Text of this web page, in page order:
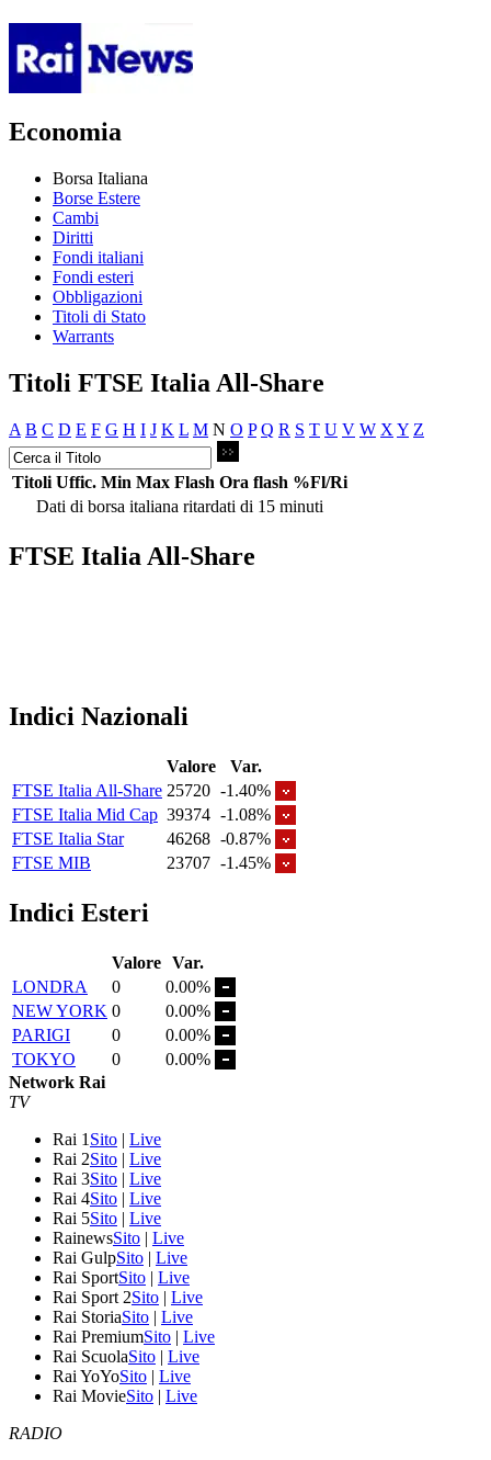
Economia
Borsa Italiana
Borse Estere
Cambi
Diritti
Fondi italiani
Fondi esteri
Obbligazioni
Titoli di Stato
Warrants
Titoli FTSE Italia All-Share
A B C D E F G H I J K L M N O P Q R S T U V W X Y Z
Titoli Uffic. Min Max Flash Ora flash %Fl/Ri
Dati di borsa italiana ritardati di 15 minuti
FTSE Italia All-Share
Indici Nazionali
Valore
Var.
FTSE Italia All-Share 25720 -1.40%
FTSE Italia Mid Cap 39374 -1.08%
FTSE Italia Star
46268 -0.87%
FTSE MIB
23707 -1.45%
Indici Esteri
Valore Var.
LONDRA
0
0.00%
NEW YORK 0
0.00%
PARIGI
0
0.00%
TOKYO
0
0.00%
Network Rai
TV
Rai 1 Sito | Live
Rai 2Sito | Live
Rai 3Sito | Live
Rai 4Sito | Live
Rai 5Sito | Live
RainewsSito | Live
Rai GulpSito | Live
Rai SportSito | Live
Rai Sport 2Sito | Live
Rai StoriaSito | Live
Rai PremiumSito | Live
Rai ScuolaSito | Live
Rai YoYoSito | Live
Rai MovieSito | Live
RADIO